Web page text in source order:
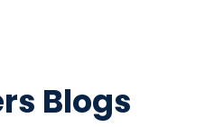
Blogs